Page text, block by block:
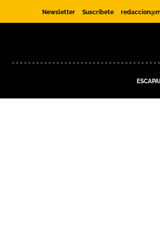
Newsletter Suscríbete